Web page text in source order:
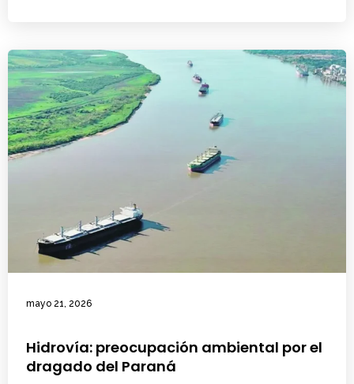
mayo 21, 2026
Hidrovía: preocupación ambiental por el
dragado del Paraná